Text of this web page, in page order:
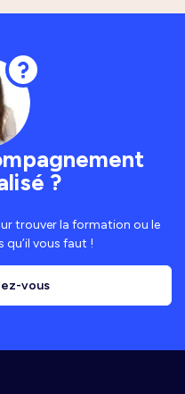
?
trouver la formation ou le
vous faut !
vous